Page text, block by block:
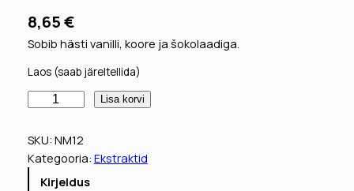
8,65€
Sobib hästi vanilli, koore ja šokolaadiga.
Laos (saab järeltellida)
o
s
i
Lisa korvi
SKU: NM12
Kategooria: Ekstraktid
Kirjeldus